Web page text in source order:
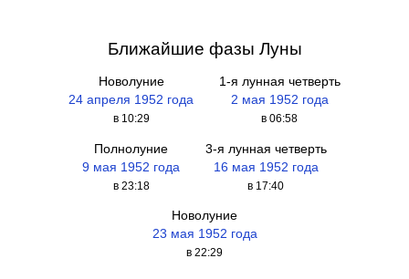
Ближайшие фазы Луны
Новолуние
24 апреля 1952 года
в 10:29
1-я лунная четверть
2 мая 1952 года
в 06:58
Полнолуние
9 мая 1952 года
в 23:18
3-я лунная четверть
16 мая 1952 года
в 17:40
Новолуние
23 мая 1952 года
в 22:29